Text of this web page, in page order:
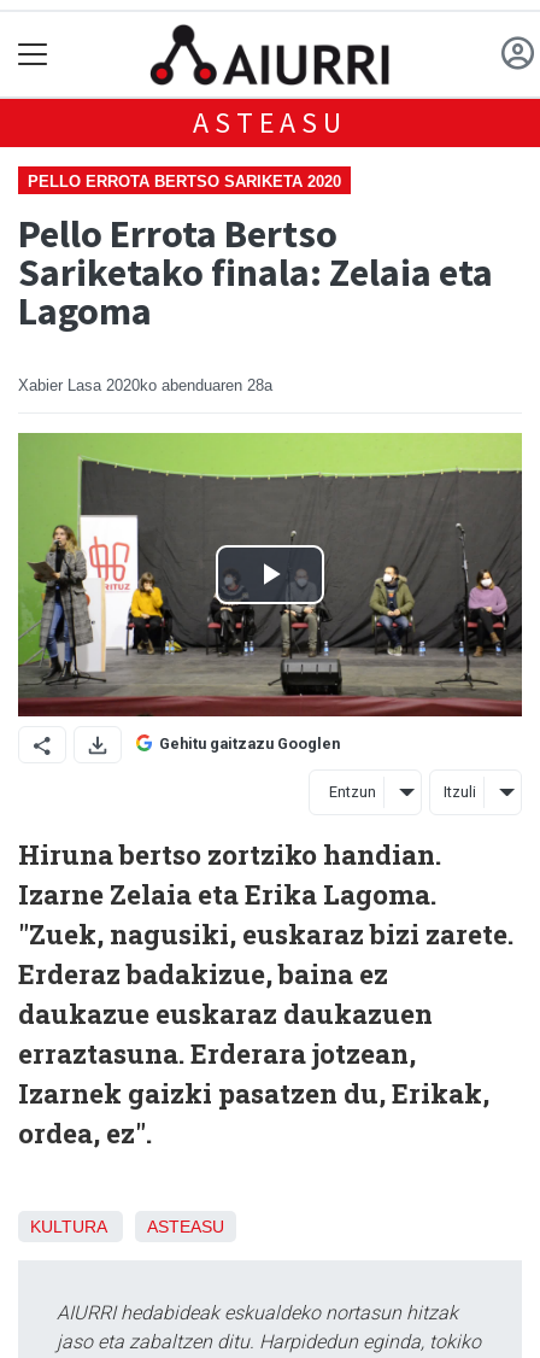
ASTEASU
PELLO ERROTA BERTSO SARIKETA 2020
Pello Errota Bertso
Sariketako finala: Zelaia eta
Lagoma
Xabier Lasa 2020ko abenduaren 28a
Gehitu gaitzazu Googlen
Entzun Itzuli
Hiruna bertso zortziko handian.
Izarne Zelaia eta Erika Lagoma.
"Zuek, nagusiki, euskaraz bizi zarete.
Erderaz badakizue, baina ez
daukazue euskaraz daukazuen
erraztasuna. Erderara jotzean,
Izarnek gaizki pasatzen du, Erikak,
ordea, ez".
KULTURA ASTEASU
AIURRI hedabideak eskualdeko nortasun hitzak
jaso eta zabaltzen ditu. Harpidedun eginda, tokiko